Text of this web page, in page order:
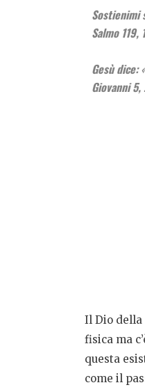
Sostienimi
Salmo 119,
Gesù dice:
Giovanni 5,
Il Dio della
fisica ma
questa
come il